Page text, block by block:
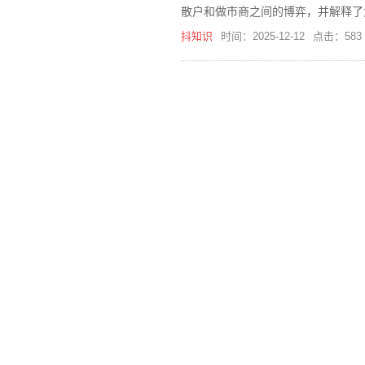
散户和做市商之间的博弈，并解释
抖知识 时间：2025-12-12 点击：583